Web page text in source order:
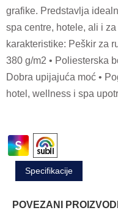
grafike. Predstavlja
spa centre, hotele, ali i
karakteristike: Peškir za
380 g/m2 • Poliesterska
Dobra upijajuća moć •
hotel, wellness i spa
Specifikacije
POVEZANI PROIZVODI